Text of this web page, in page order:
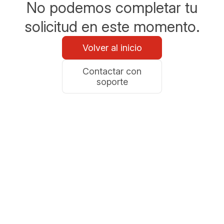
No podemos completar tu
solicitud en este momento.
Volver al inicio
Contactar con
soporte